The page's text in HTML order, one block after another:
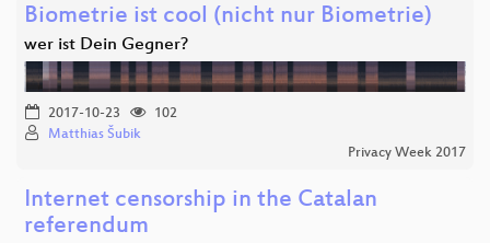
Biometrie ist cool (nicht nur Biometrie)
wer ist Dein Gegner?
2017-10-23
102
Matthias Šubik
Privacy Week 2017
Internet censorship in the Catalan
referendum